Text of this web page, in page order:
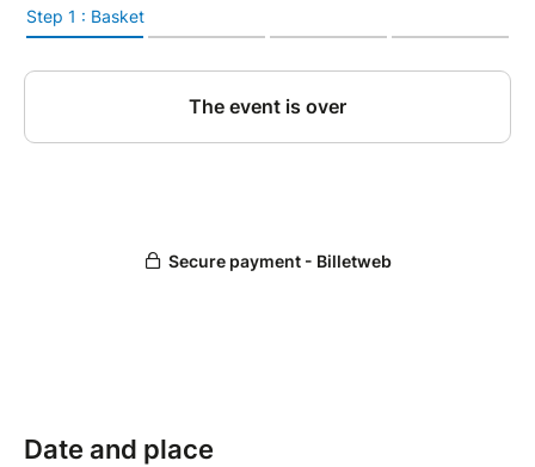
Date and place